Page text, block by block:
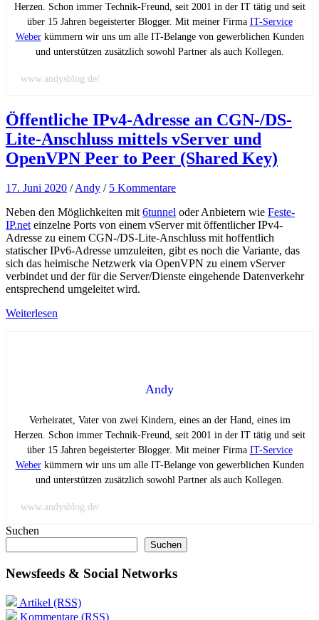
Herzen. Schon immer Technik-Freund, seit 2001 in der IT tätig und seit
über 15 Jahren begeisterter Blogger. Mit meiner Firma IT-Service
Weberkümmern wir uns um alle IT-Belange von gewerblichen Kunden
und unterstützen zusätzlich sowohl Partner als auch Kollegen.
www.andysblog.de/
Öffentliche IPv4-Adresse an CGN-/DS-
Lite-Anschluss mittels vServer und
OpenVPN Peer to Peer (Shared Key)
17. Juni 2020 /Andy / 5 Kommentare
Neben den Möglichkeiten mit6tunnel oder Anbietern wie Feste-
IP.neteinzelne Ports von einem vServer mit öffentlicher IPv4-
Adresse zu einem CGN-/DS-Lite-Anschluss mit hoffentlich
statischer IPv6-Adresse umzuleiten, gibt es noch die Variante, das
sich das heimische Netzwerk via OpenVPN zu einem vServer
verbindet und der für die Server/Dienste eingehende Datenverkehr
entsprechend umgeleitet wird.
Weiterlesen
Andy
Verheiratet, Vater von zwei Kindern, eines an der Hand, eines im
Herzen. Schon immer Technik-Freund, seit 2001 in der IT tätig und seit
über 15 Jahren begeisterter Blogger. Mit meiner Firma IT-Service
Weberkümmern wir uns um alle IT-Belange von gewerblichen Kunden
und unterstützen zusätzlich sowohl Partner als auch Kollegen.
www.andysblog.de/
Suchen
Suchen
Newsfeeds & Social Networks
Artikel (RSS)
Kommentare (RSS)